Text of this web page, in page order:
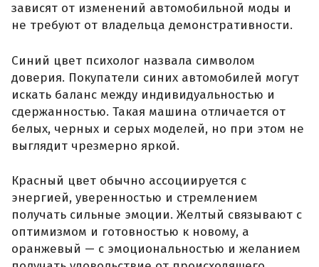
зависят от изменений автомобильной моды и
не требуют от владельца демонстративности.
Синий цвет психолог назвала символом
доверия. Покупатели синих автомобилей могут
искать баланс между индивидуальностью и
сдержанностью. Такая машина отличается от
белых, черных и серых моделей, но при этом не
выглядит чрезмерно яркой.
Красный цвет обычно ассоциируется с
энергией, уверенностью и стремлением
получать сильные эмоции. Желтый связывают с
оптимизмом и готовностью к новому, а
оранжевый — с эмоциональностью и желанием